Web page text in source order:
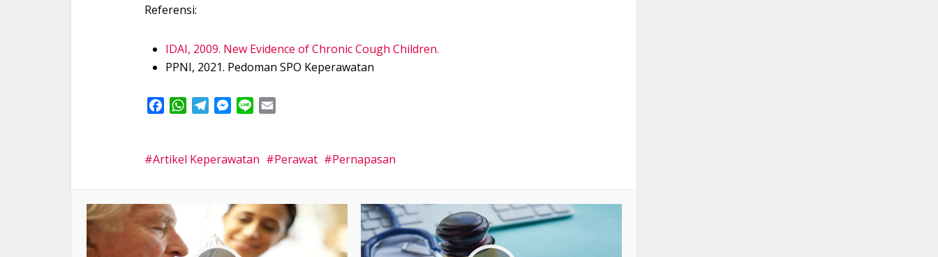
Referensi:
IDAI, 2009. New Evidence of Chronic Cough Children.
PPNI, 2021. Pedoman SPO Keperawatan
FacebookWhatsApp
TelegramMessenger
Line
Artikel Keperawatan Perawat Pernapasan